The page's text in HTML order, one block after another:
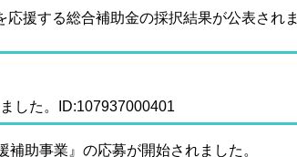
援する総合補助金の採択結果が公表されま
した。ID:107937000401
助事業』の応募が開始されました。